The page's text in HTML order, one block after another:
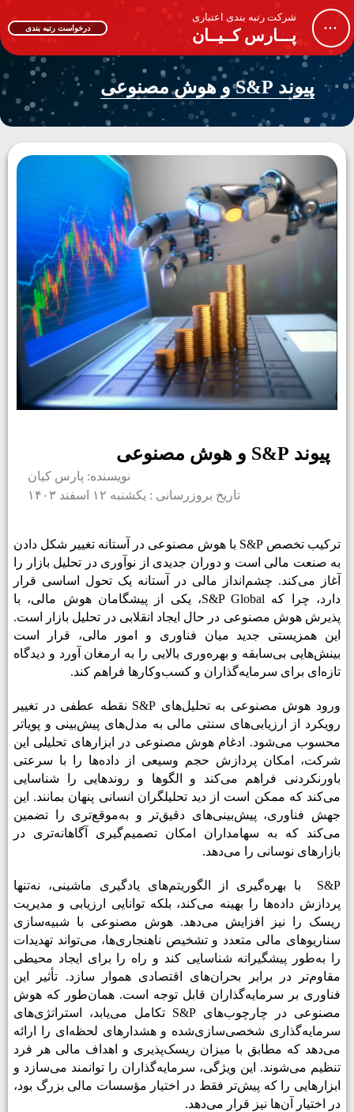
...
شرکت رتبه بندی اعتباری
پـــارس کــیــان درخواست رتبه بندی
پیوند S&P و هوش مصنوعی
پیوند S&P و هوش مصنوعی
نویسنده: پارس کیان
تاریخ بروزرسانی : یکشنبه ۱۲ اسفند ۱۴۰۳
ترکیب تخصص
با هوش مصنوعی در آستانه تغییر شکل دادن
به صنعت مالی است و دوران جدیدی از نوآوری در تحلیل بازار را
آغاز می‌کند. چشم‌انداز مالی در آستانه یک تحول اساسی قرار
دارد، چرا که S&P Global، یکی از پیشگامان هوش مالی، با
پذیرش هوش مصنوعی در حال ایجاد انقلابی در تحلیل بازار است.
این همزیستی جدید میان فناوری و امور مالی، قرار است
بینش‌هایی بی‌سابقه و بهره‌وری بالایی را به ارمغان آورد و دیدگاه
تازه‌ای برای سرمایه‌گذاران و کسب‌وکارها فراهم کند.
ورود هوش مصنوعی به تحلیل‌های
نقطه عطفی در تغییر
رویکرد از ارزیابی‌های سنتی مالی به مدل‌های پیش‌بینی و پویاتر
محسوب می‌شود. ادغام هوش مصنوعی در ابزارهای تحلیلی این
شرکت، امکان پردازش حجم وسیعی از داده‌ها را با سرعتی
باورنکردنی فراهم می‌کند و الگوها و روندهایی را شناسایی
می‌کند که ممکن است از دید تحلیلگران انسانی پنهان بمانند. این
جهش فناوری، پیش‌بینی‌های دقیق‌تر و به‌موقع‌تری را تضمین
می‌کند که به سهامداران امکان تصمیم‌گیری آگاهانه‌تری در
بازارهای نوسانی را می‌دهد.
S&P
با بهره‌گیری از الگوریتم‌های یادگیری ماشینی، نه‌تنها
پردازش داده‌ها را بهینه می‌کند، بلکه توانایی ارزیابی و مدیریت
ریسک را نیز افزایش می‌دهد. هوش مصنوعی با شبیه‌سازی
سناریوهای مالی متعدد و تشخیص ناهنجاری‌ها، می‌تواند تهدیدات
را به‌طور پیشگیرانه شناسایی کند و راه را برای ایجاد محیطی
مقاوم‌تر در برابر بحران‌های اقتصادی هموار سازد. تأثیر این
فناوری بر سرمایه‌گذاران قابل توجه است. همان‌طور که هوش
مصنوعی در چارچوب‌های
تکامل می‌یابد، استراتژی‌های
سرمایه‌گذاری شخصی‌سازی‌شده و هشدارهای لحظه‌ای را ارائه
می‌دهد که مطابق با میزان ریسک‌پذیری و اهداف مالی هر فرد
تنظیم می‌شوند. این ویژگی، سرمایه‌گذاران را توانمند می‌سازد و
ابزارهایی را که پیش‌تر فقط در اختیار مؤسسات مالی بزرگ بود،
در اختیار آن‌ها نیز قرار می‌دهد.